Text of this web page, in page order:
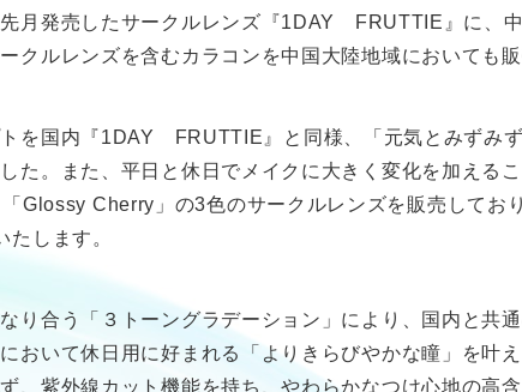
月発売したサークルレンズ『1DAY FRUTTIE』に、
クルレンズを含むカラコンを中国大陸地域においても販
トを国内『1DAY FRUTTIE』と同様、「元気とみずみ
た。また、平日と休日でメイクに大きく変化を加える
Glossy Cherry」の3色のサークルレンズを販売してお
します。
り合う「３トーングラデーション」により、国内と共
おいて休日用に好まれる「よりきらびやかな瞳」を叶
、紫外線カット機能を持ち、やわらかなつけ心地の高